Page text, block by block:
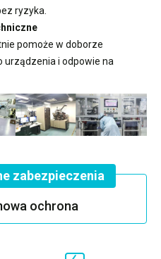
ryzyka.
pomoże w doborze
urządzenia i odpowie na
zabezpieczenia
ochrona